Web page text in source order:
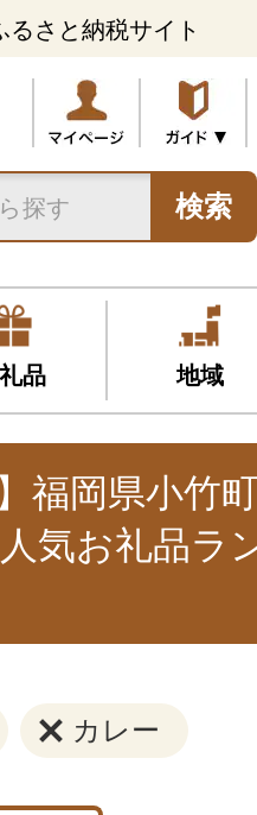
さと納税サイト
検索
品 地域
福岡県小竹
気お礼品ラ
カレー